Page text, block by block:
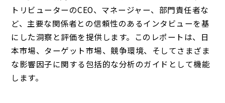
トリビューターのCEO、マネージャー、部門責任者な
ど、主要な関係者との信頼性のあるインタビューを基
にした洞察と評価を提供します。このレポートは、日
本市場、ターゲット市場、競争環境、そしてさまざま
な影響因子に関する包括的な分析のガイドとして機能
します。